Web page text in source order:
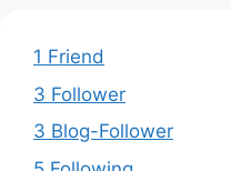
1 Friend
3 Follower
3 Blog-Follower